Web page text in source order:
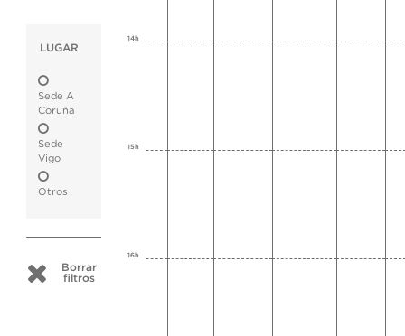
LUGAR
Sede A
Coruña
Sede
Vigo
Otros
Borrar
filtros
14h
15h
16h